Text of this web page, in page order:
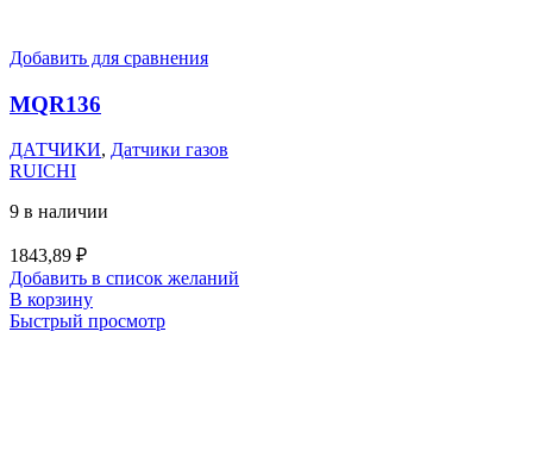
Добавить для сравнения
MQR136
ДАТЧИКИ, Датчики газов
RUICHI
9 в наличии
1843,89 ₽
Добавить в список желаний
В корзину
Быстрый просмотр